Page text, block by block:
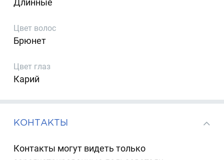
Длинные
Цвет волос
Брюнет
Цвет глаз
Карий
КОНТАКТЫ
Контакты могут видеть только